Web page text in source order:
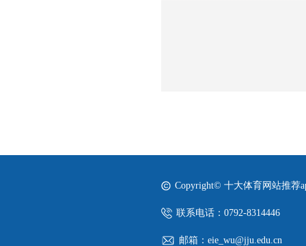
Copyright© 十大体育网站推荐
联系电话：0792-8314446
邮箱：eie_wu@jju.edu.cn